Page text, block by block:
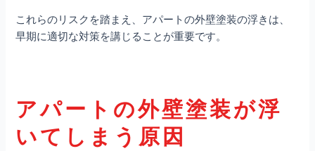
これらのリスクを踏まえ、アパートの外壁塗装の浮きは、
早期に適切な対策を講じることが重要です。
アパートの外壁塗装が浮
いてしまう原因